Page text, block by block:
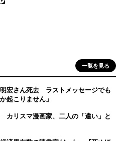
一覧を見る
宏さん死去 ラストメッセージでも
起こりません」
カリスマ漫画家、二人の「違い」と